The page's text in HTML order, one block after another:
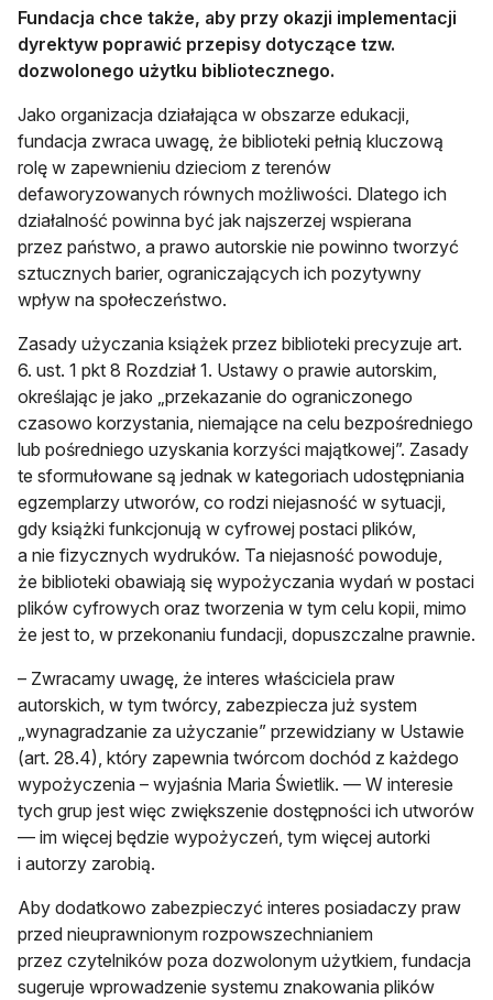
Fundacja chce także, aby przy okazji implementacji
dyrektyw poprawić przepisy dotyczące tzw.
dozwolonego użytku bibliotecznego.
Jako organizacja działająca w obszarze edukacji,
fundacja zwraca uwagę, że biblioteki pełnią kluczową
rolę w zapewnieniu dzieciom z terenów
defaworyzowanych równych możliwości. Dlatego ich
działalność powinna być jak najszerzej wspierana
przez państwo, a prawo autorskie nie powinno tworzyć
sztucznych barier, ograniczających ich pozytywny
wpływ na społeczeństwo.
Zasady użyczania książek przez biblioteki precyzuje art.
6. ust. 1 pkt 8 Rozdział 1. Ustawy o prawie autorskim,
określając je jako „przekazanie do ograniczonego
czasowo korzystania, niemające na celu bezpośredniego
lub pośredniego uzyskania korzyści majątkowej”. Zasady
te sformułowane są jednak w kategoriach udostępniania
egzemplarzy utworów, co rodzi niejasność w sytuacji,
gdy książki funkcjonują w cyfrowej postaci plików,
a nie fizycznych wydruków. Ta niejasność powoduje,
że biblioteki obawiają się wypożyczania wydań w postaci
plików cyfrowych oraz tworzenia w tym celu kopii, mimo
że jest to, w przekonaniu fundacji, dopuszczalne prawnie.
– Zwracamy uwagę, że interes właściciela praw
autorskich, w tym twórcy, zabezpiecza już system
„wynagradzanie za użyczanie” przewidziany w Ustawie
(art. 28.4), który zapewnia twórcom dochód z każdego
wypożyczenia – wyjaśnia Maria Świetlik. — W interesie
tych grup jest więc zwiększenie dostępności ich utworów
— im więcej będzie wypożyczeń, tym więcej autorki
i autorzy zarobią.
Aby dodatkowo zabezpieczyć interes posiadaczy praw
przed nieuprawnionym rozpowszechnianiem
przez czytelników poza dozwolonym użytkiem, fundacja
sugeruje wprowadzenie systemu znakowania plików